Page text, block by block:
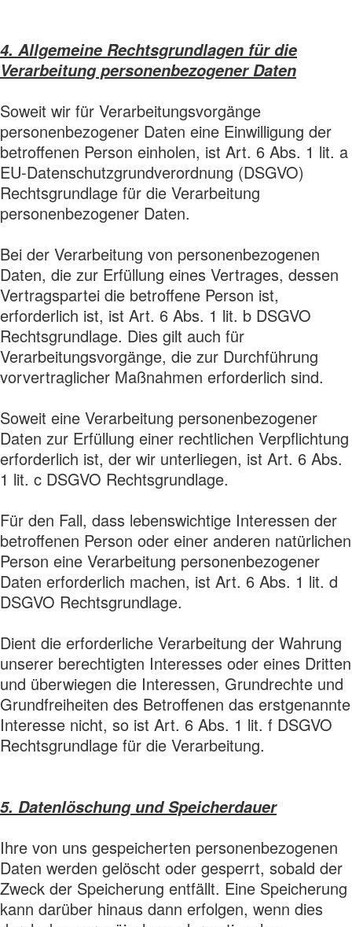
4. Allgemeine Rechtsgrundlagen für die
Verarbeitung personenbezogener Daten
Soweit wir für Verarbeitungsvorgänge
personenbezogener Daten eine Einwilligung der
betroffenen Person einholen, ist Art. 6 Abs. 1 lit. a
EU-Datenschutzgrundverordnung (DSGVO)
Rechtsgrundlage für die Verarbeitung
personenbezogener Daten.
Bei der Verarbeitung von personenbezogenen
Daten, die zur Erfüllung eines Vertrages, dessen
Vertragspartei die betroffene Person ist,
erforderlich ist, ist Art. 6 Abs. 1 lit. b DSGVO
Rechtsgrundlage. Dies gilt auch für
Verarbeitungsvorgänge, die zur Durchführung
vorvertraglicher Maßnahmen erforderlich sind.
Soweit eine Verarbeitung personenbezogener
Daten zur Erfüllung einer rechtlichen Verpflichtung
erforderlich ist, der wir unterliegen, ist Art. 6 Abs.
1 lit. c DSGVO Rechtsgrundlage.
Für den Fall, dass lebenswichtige Interessen der
betroffenen Person oder einer anderen natürlichen
Person eine Verarbeitung personenbezogener
Daten erforderlich machen, ist Art. 6 Abs. 1 lit. d
DSGVO Rechtsgrundlage.
Dient die erforderliche Verarbeitung der Wahrung
unserer berechtigten Interesses oder eines Dritten
und überwiegen die Interessen, Grundrechte und
Grundfreiheiten des Betroffenen das erstgenannte
Interesse nicht, so ist Art. 6 Abs. 1 lit. f DSGVO
Rechtsgrundlage für die Verarbeitung.
5. Datenlöschung und Speicherdauer
Ihre von uns gespeicherten personenbezogenen
Daten werden gelöscht oder gesperrt, sobald der
Zweck der Speicherung entfällt. Eine Speicherung
kann darüber hinaus dann erfolgen, wenn dies